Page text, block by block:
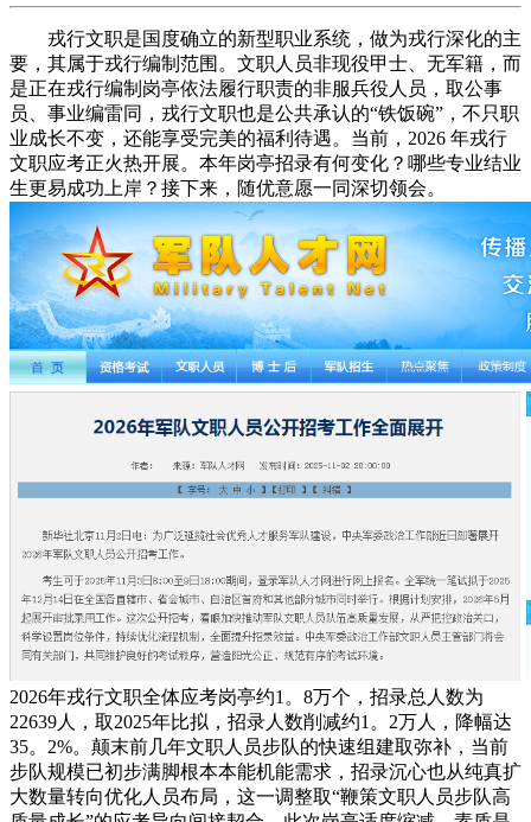
戎行文职是国度确立的新型职业系统，做为戎行深化的主
要，其属于戎行编制范围。文职人员非现役甲士、无军籍，而
是正在戎行编制岗亭依法履行职责的非服兵役人员，取公事
员、事业编雷同，戎行文职也是公共承认的“铁饭碗”，不只职
业成长不变，还能享受完美的福利待遇。当前，2026 年戎行
文职应考正火热开展。本年岗亭招录有何变化？哪些专业结业
生更易成功上岸？接下来，随优意愿一同深切领会。
2026年戎行文职全体应考岗亭约1。8万个，招录总人数为
22639人，取2025年比拟，招录人数削减约1。2万人，降幅达
35。2%。颠末前几年文职人员步队的快速组建取弥补，当前
步队规模已初步满脚根本本能机能需求，招录沉心也从纯真扩
大数量转向优化人员布局，这一调整取“鞭策文职人员步队高